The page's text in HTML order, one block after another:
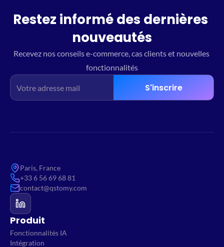
Restez informé des dernières
nouveautés
Recevez nos conseils e-commerce, cas clients et nouvelles
fonctionnalités
S'inscrire
Paris, France
+33 6 56 69 68 81
contact@qstomy.com
Produit
Fonctionnalités IA
Intégration